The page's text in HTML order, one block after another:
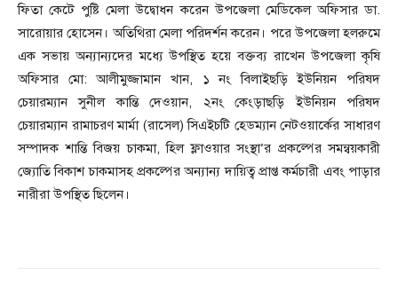
ফিতা কেটে পুষ্টি মেলা উদ্বোধন করেন উপজেলা মেডিকেল অফিসার ডা.
সারোয়ার হোসেন। অতিথিরা মেলা পরিদর্শন করেন। পরে উপজেলা হলরুমে
এক সভায় অন্যান্যদের মধ্যে উপস্থিত হয়ে বক্তব্য রাখেন উপজেলা কৃষি
অফিসার মো: আলীমুজ্জামান খান, ১ নং বিলাইছড়ি ইউনিয়ন পরিষদ
চেয়ারম্যান সুনীল কান্তি দেওয়ান, ২নং কেংড়াছড়ি ইউনিয়ন পরিষদ
চেয়ারম্যান রামাচরণ মার্মা (রাসেল) সিএইচটি হেডম্যান নেটওয়ার্কের সাধারণ
সম্পাদক শান্তি বিজয় চাকমা, হিল ফ্লাওয়ার সংস্থা’র প্রকল্পের সমন্বয়কারী
জ্যোতি বিকাশ চাকমাসহ প্রকল্পের অন্যান্য দায়িত্ব প্রাপ্ত কর্মচারী এবং পাড়ার
নারীরা উপস্থিত ছিলেন।